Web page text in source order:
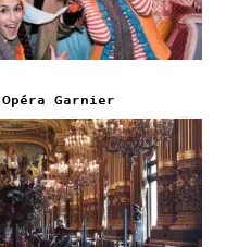
Garnier